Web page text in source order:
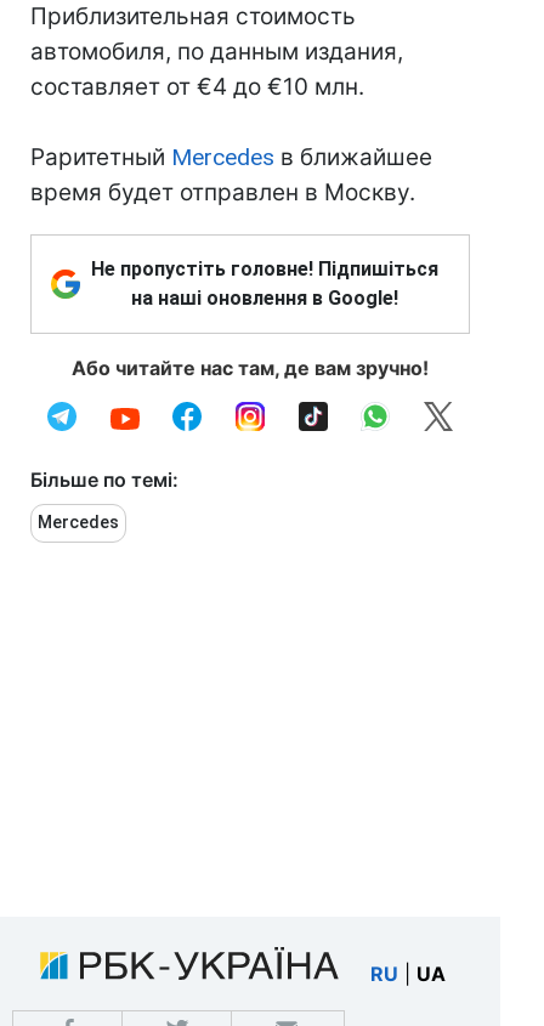
Приблизительная стоимость
автомобиля, по данным издания,
составляет от €4 до €10 млн.
Раритетный Mercedes в ближайшее
время будет отправлен в Москву.
Не пропустіть головне! Підпишіться
на наші оновлення в Google!
Або читайте нас там, де вам зручно!
Більше по темі:
Mercedes
RU UA